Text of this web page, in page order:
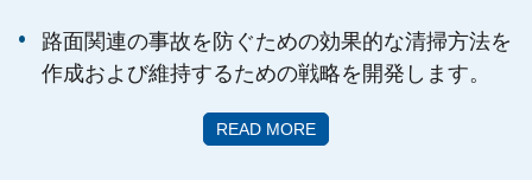
路面関連の事故を防ぐための効果的な清掃方法を
作成および維持するための戦略を開発します。
READ MORE